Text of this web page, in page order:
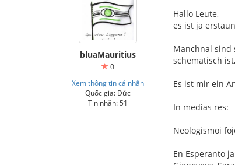
bluaMauritius
0
Xem thông tin cá nhân
Quốc gia: Đức
Tin nhắn: 51
Hallo Leute,
es ist ja
Manchnal sind
schematisch
Es ist mir ein
In medias res:
Neologismoi
En Esperanto